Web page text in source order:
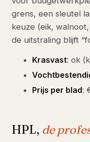
grens, een sleutel
keuze (eik,
de uitstraling blijft
Krasvast: ok
Prijs per blad:
HPL, de